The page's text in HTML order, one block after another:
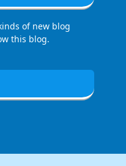
of new blog
this blog.